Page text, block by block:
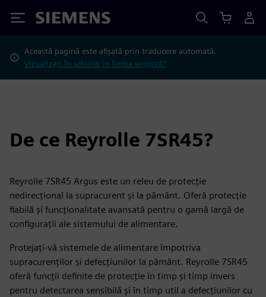
Siemens
Această pagină este afișată prin traducere automată.
Vizualizați în schimb în limba engleză?
De ce Reyrolle 7SR45?
Reyrolle 7SR45 Argus este un releu de protecție
nedirecțional la supracurent și la pământ. Oferă protecție
fiabilă și funcționalitate avansată pentru o gamă largă de
configurații ale sistemului de alimentare.
Protejați-vă sistemele de alimentare împotriva
supracurenților și defecțiunilor la pământ. Reyrolle 7SR45
oferă funcții definite de protecție în timp și timp invers
pentru detectarea sensibilă și în timp util a defecțiunilor cu